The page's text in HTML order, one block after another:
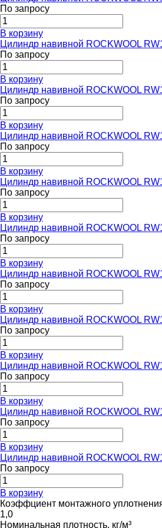
По запросу
В корзину
Цилиндр навивной ROCKWOOL
По запросу
В корзину
Цилиндр навивной ROCKWOOL
По запросу
В корзину
Цилиндр навивной ROCKWOOL
По запросу
В корзину
Цилиндр навивной ROCKWOOL
По запросу
В корзину
Цилиндр навивной ROCKWOOL
По запросу
В корзину
Цилиндр навивной ROCKWOOL
По запросу
В корзину
Цилиндр навивной ROCKWOOL
По запросу
В корзину
Цилиндр навивной ROCKWOOL
По запросу
В корзину
Цилиндр навивной ROCKWOOL
По запросу
В корзину
Цилиндр навивной ROCKWOOL
По запросу
В корзину
Коэффциент монтажного
1,0
Номинальная плотность, кг/м³